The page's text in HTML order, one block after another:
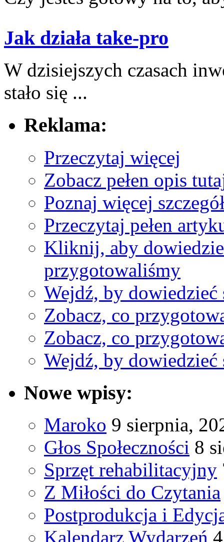
Jak działa take-pro
W dzisiejszych​ czasach
stało się ...
Reklama:
Przeczytaj więcej
Zobacz pełen opis
Poznaj więcej
Przeczytaj pełen
Kliknij, aby
przygotowaliśmy
Wejdź, by dowiedzieć
Zobacz, co
Zobacz, co
Wejdź, by dowiedzieć
Nowe wpisy:
Maroko 9 sierpnia,
Głos Społeczności 8
Sprzęt rehabilitacyjny
Z Miłości do Czytania
Postprodukcja i
Kalendarz Wydarzeń